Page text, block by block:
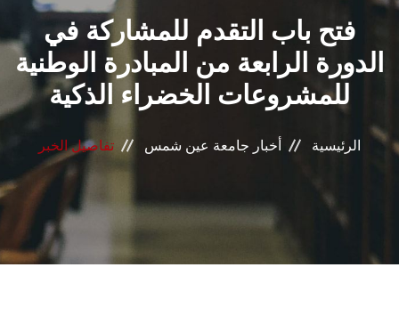
الشئون الأكاديمية
البحث العلمي
المراكز والوحدات
الأنظمة الذكية
فتح باب التقدم للمشاركة في
الدورة الرابعة من المبادرة الوطنية
للمشروعات الخضراء الذكية
الرئيسية أخبار جامعة عين شمس تفاصيل الخبر